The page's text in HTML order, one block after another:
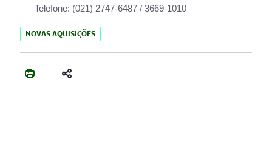
Telefone: (021) 2747-6487 / 3669-1010
NOVAS AQUISIÇÕES